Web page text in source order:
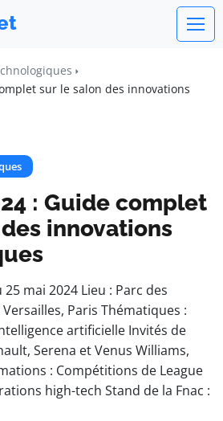
sur le salon des innovations
: Guide complet
innovations
25 mai 2024 Lieu : Parc des
Paris Thématiques :
artificielle Invités de
Serena et Venus Williams,
: Compétitions de League
high-tech Stand de la Fnac :